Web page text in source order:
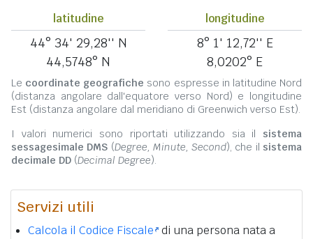
latitudine
44° 34' 29,28'' N
44,5748° N
longitudine
8° 1' 12,72'' E
8,0202° E
Le coordinate geografiche sono espresse in latitudine Nord
(distanza angolare dall'equatore verso Nord) e longitudine
Est (distanza angolare dal meridiano di Greenwich verso Est).
I valori numerici sono riportati utilizzando sia il sistema
sessagesimale DMS (Degree, Minute, Second), che il sistema
decimale DD (Decimal Degree).
Servizi utili
Calcola il Codice Fiscale di una persona nata a